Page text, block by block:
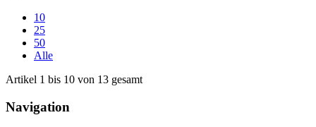
10
25
50
Alle
Artikel 1 bis 10 von 13 gesamt
Navigation